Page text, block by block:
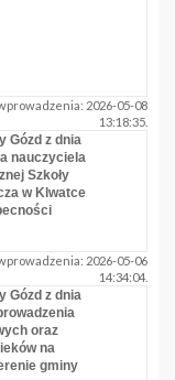
2026-05-08
13:18:35.
Gózd z dnia
nauczyciela
Szkoły
w Klwatce
2026-05-06
14:34:04.
Gózd z dnia
oraz
na
gminy